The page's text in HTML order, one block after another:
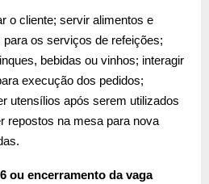
o cliente; servir alimentos e
os serviços de refeições;
bebidas ou vinhos; interagir
execução dos pedidos;
utensílios após serem utilizados
repostos na mesa para nova
ou encerramento da vaga